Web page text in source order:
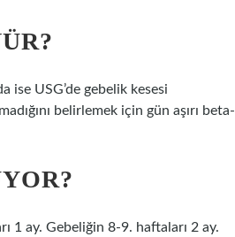
USG’de gebelik kesesi
belirlemek için gün aşırı beta-
1 ay. Gebeliğin 8-9. haftaları 2 ay.